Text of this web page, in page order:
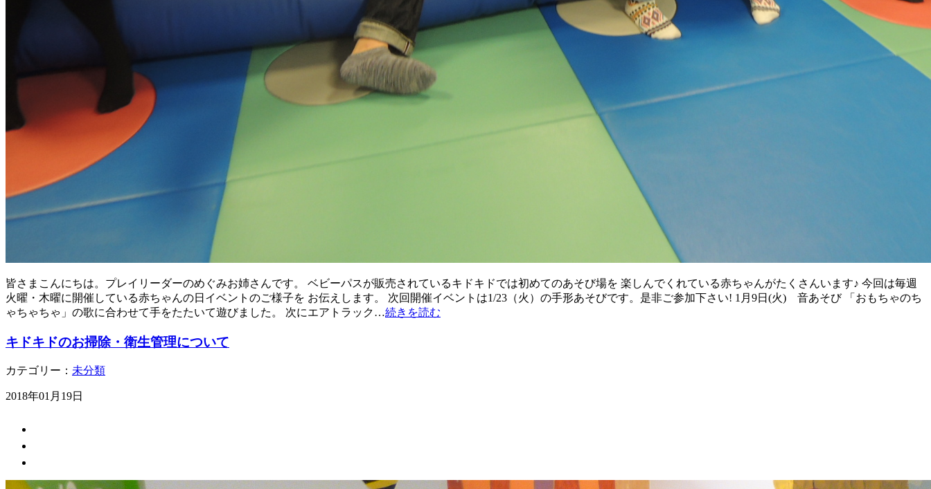
皆さまこんにちは。プレイリーダーのめぐみお姉さんです。 ベビーパスが販売されているキドキドでは初めてのあそび場を 楽しんでくれている赤ちゃんがたくさんいます♪ 今回は毎週
火曜・木曜に開催している赤ちゃんの日イベントのご様子を お伝えします。 次回開催イベントは1/23（火）の手形あそびです。是非ご参加下さい! 1月9日(火) 音あそび 「おもちゃのち
ゃちゃちゃ」の歌に合わせて手をたたいて遊びました。 次にエアトラック…続きを読む
キドキドのお掃除・衛生管理について
カテゴリー： 未分類
2018年01月19日